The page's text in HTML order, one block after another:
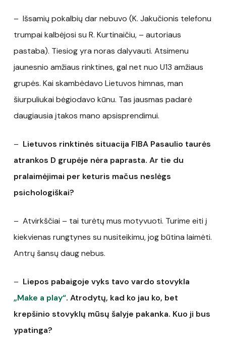
– Išsamių pokalbių dar nebuvo (K. Jakučionis telefonu
trumpai kalbėjosi su R. Kurtinaičiu, – autoriaus
pastaba). Tiesiog yra noras dalyvauti. Atsimenu
jaunesnio amžiaus rinktines, gal net nuo U13 amžiaus
grupės. Kai skambėdavo Lietuvos himnas, man
šiurpuliukai bėgiodavo kūnu. Tas jausmas padarė
daugiausia įtakos mano apsisprendimui.
– Lietuvos rinktinės situacija FIBA Pasaulio taurės
atrankos D grupėje nėra paprasta. Ar tie du
pralaimėjimai per keturis mačus neslėgs
psichologiškai?
– Atvirkščiai – tai turėtų mus motyvuoti. Turime eiti į
kiekvienas rungtynes su nusiteikimu, jog būtina laimėti.
Antrų šansų daug nebus.
– Liepos pabaigoje vyks tavo vardo stovykla
„Make a play“. Atrodytų, kad ko jau ko, bet
krepšinio stovyklų mūsų šalyje pakanka. Kuo ji bus
ypatinga?